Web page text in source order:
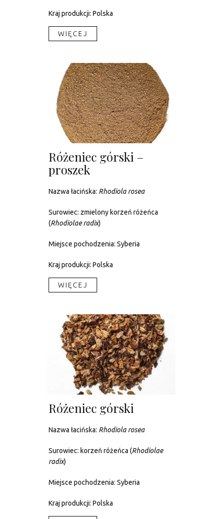
Kraj produkcji: Polska
WIĘCEJ​
Różeniec górski –
proszek
Nazwa łacińska: Rhodiola rosea
Surowiec: zmielony korzeń różeńca
(Rhodiolae radix)
Miejsce pochodzenia: Syberia
Kraj produkcji: Polska
WIĘCEJ​
Różeniec górski
Nazwa łacińska: Rhodiola rosea
Surowiec: korzeń różeńca (Rhodiolae
radix)
Miejsce pochodzenia: Syberia
Kraj produkcji: Polska